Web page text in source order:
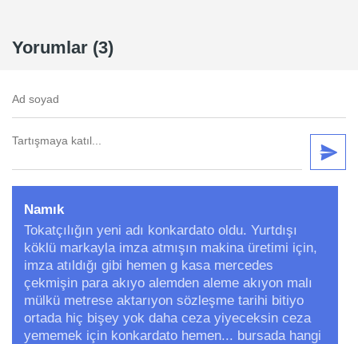
Yorumlar (3)
Namık
Tokatçılığın yeni adı konkardato oldu. Yurtdışı
köklü markayla imza atmışın makina üretimi için,
imza atıldığı gibi hemen g kasa mercedes
çekmişin para akıyo alemden aleme akıyon malı
mülkü metrese aktarıyon sözleşme tarihi bitiyo
ortada hiç bişey yok daha ceza yiyeceksin ceza
yememek için konkardato hemen... bursada hangi